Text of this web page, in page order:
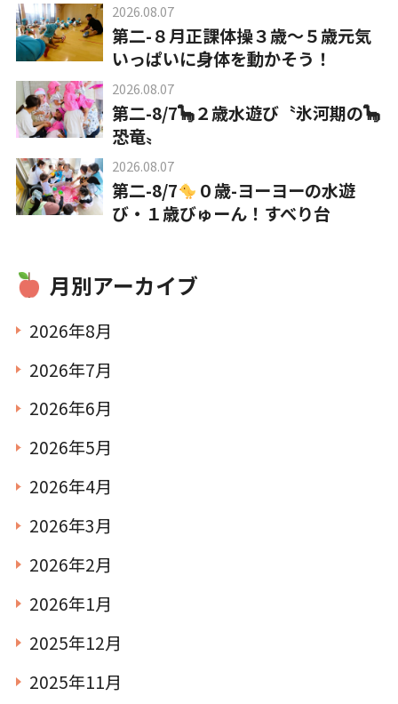
2026.08.07
第二-８月正課体操３歳～５歳元気
いっぱいに身体を動かそう！
2026.08.07
第二-8/7🦕２歳水遊び〝氷河期の🦕
恐竜〟
2026.08.07
第二-8/7
０歳-ヨーヨーの水遊
び・１歳びゅーん！すべり台
月別アーカイブ
2026年8月
2026年7月
2026年6月
2026年5月
2026年4月
2026年3月
2026年2月
2026年1月
2025年12月
2025年11月